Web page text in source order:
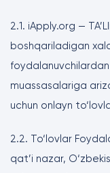
2.1. iApply.org —
boshqariladigan
foydalanuvchilardan
muassasalariga
uchun onlayn
2.2. To‘lovlar
qat’i nazar,